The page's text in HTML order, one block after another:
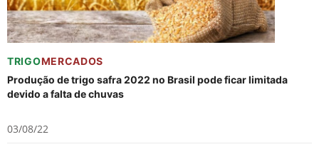
TRIGOMERCADOS
Produção de trigo safra 2022 no Brasil pode ficar limitada
devido a falta de chuvas
03/08/22